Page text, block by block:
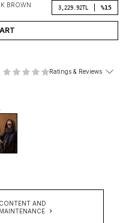
BROWN 3,229.92TL %15
Ratings & Reviews
CONTENT AND
MAINTENANCE